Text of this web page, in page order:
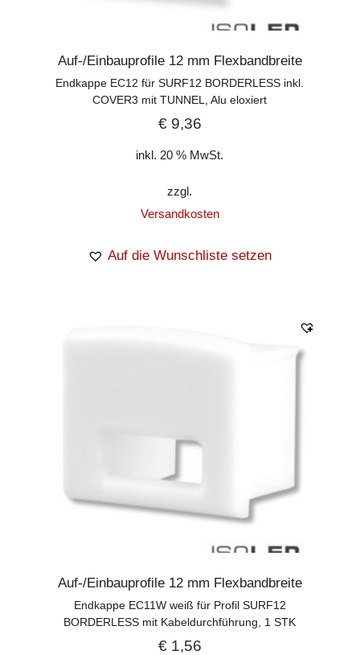
Auf-/Einbauprofile 12 mm Flexbandbreite
Endkappe EC12 für SURF12 BORDERLESS inkl.
COVER3 mit TUNNEL, Alu eloxiert
€9,36
inkl. 20 % MwSt.
zzgl.
Versandkosten
Auf die Wunschliste setzen
Auf-/Einbauprofile 12 mm Flexbandbreite
Endkappe EC11W weiß für Profil SURF12
BORDERLESS mit Kabeldurchführung, 1 STK
€1,56